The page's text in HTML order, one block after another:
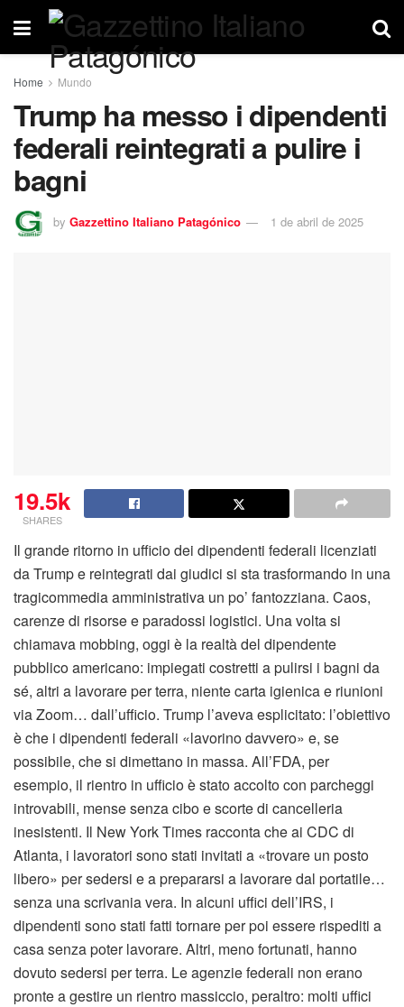
Home Mundo
Trump ha messo i dipendenti
federali reintegrati a pulire i
bagni
by Gazzettino Italiano Patagónico 1 de abril de 2025
19.5k
SHARES
Il grande ritorno in ufficio dei dipendenti federali licenziati
da Trump e reintegrati dai giudici si sta trasformando in una
tragicommedia amministrativa un po’ fantozziana. Caos,
carenze di risorse e paradossi logistici. Una volta si
chiamava mobbing, oggi è la realtà del dipendente
pubblico americano: impiegati costretti a pulirsi i bagni da
sé, altri a lavorare per terra, niente carta igienica e riunioni
via Zoom… dall’ufficio. Trump l’aveva esplicitato: l’obiettivo
è che i dipendenti federali «lavorino davvero» e, se
possibile, che si dimettano in massa. All’FDA, per
esempio, il rientro in ufficio è stato accolto con parcheggi
introvabili, mense senza cibo e scorte di cancelleria
inesistenti. Il New York Times racconta che ai CDC di
Atlanta, i lavoratori sono stati invitati a «trovare un posto
libero» per sedersi e a prepararsi a lavorare dal portatile…
senza una scrivania vera. In alcuni uffici dell’IRS, i
dipendenti sono stati fatti tornare per poi essere rispediti a
casa senza poter lavorare. Altri, meno fortunati, hanno
dovuto sedersi per terra. Le agenzie federali non erano
pronte a gestire un rientro massiccio, peraltro: molti uffici